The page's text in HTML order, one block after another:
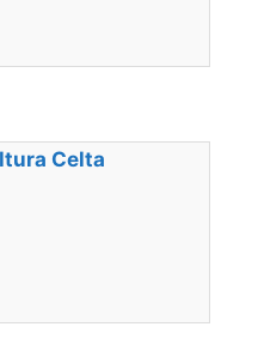
Celta